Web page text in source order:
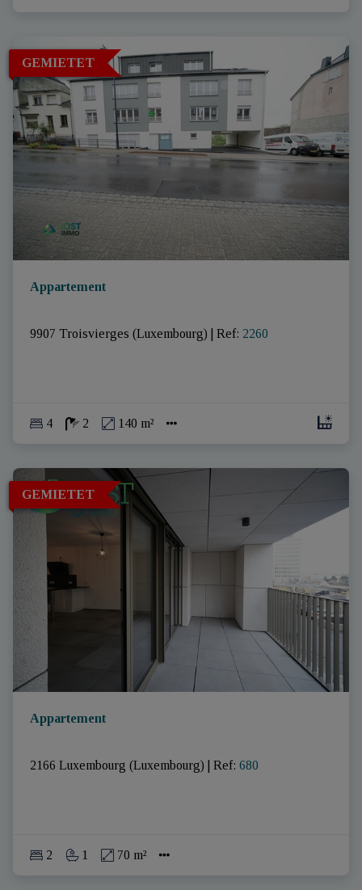
GEMIETET
Appartement
9907 Troisvierges (Luxembourg) Ref: 2260
4 2 140 m²
GEMIETET
Appartement
2166 Luxembourg (Luxembourg) Ref: 680
2 1 70 m²